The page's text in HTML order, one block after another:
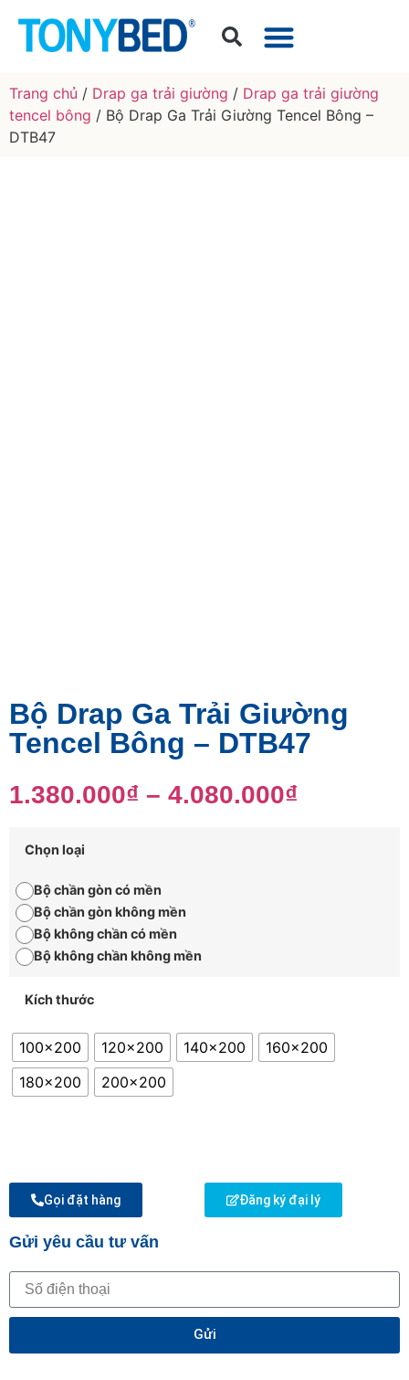
Trang chủ / Drap ga trải giường / Drap ga trải giường
tencel bông / Bộ Drap Ga Trải Giường Tencel Bông –
DTB47
Bộ Drap Ga Trải Giường
Tencel Bông – DTB47
1.380.000₫ – 4.080.000₫
Chọn loại
Bộ chần gòn có mền
Bộ chần gòn không mền
Bộ không chần có mền
Bộ không chần không mền
Kích thước
100x200 120x200 140x200
160x200
180x200
200x200
Gọi đặt hàng Đăng ký đại lý
Gửi yêu cầu tư vấn
Gửi